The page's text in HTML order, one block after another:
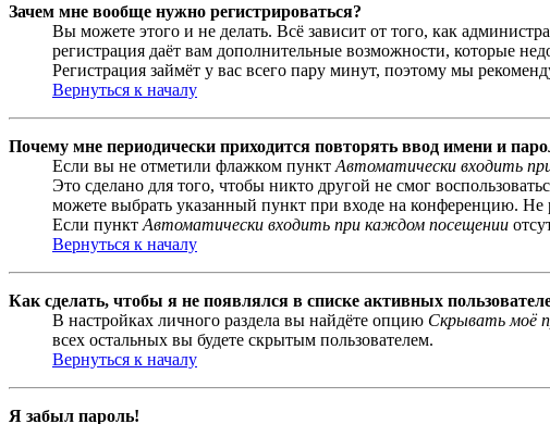
Зачем мне вообще нужно регистрироваться?
Вы можете этого и не делать. Всё зависит от того, как
регистрация даёт вам дополнительные возможности, которые
Регистрация займёт у вас всего пару минут, поэтому мы
Вернуться к началу
Почему мне периодически приходится повторять ввод имени и
Если вы не отметили флажком пункт Автоматически входить
Это сделано для того, чтобы никто другой не смог
можете выбрать указанный пункт при входе на конференцию. Не
Если пункт Автоматически входить при каждом посещении
Вернуться к началу
Как сделать, чтобы я не появлялся в списке активных
В настройках личного раздела вы найдёте опцию Скрывать моё
всех остальных вы будете скрытым пользователем.
Вернуться к началу
Я забыл пароль!